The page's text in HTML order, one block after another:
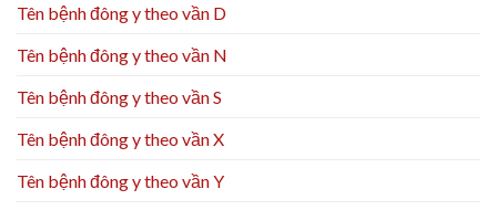
Tên bệnh đông y theo vần D
Tên bệnh đông y theo vần N
Tên bệnh đông y theo vần S
Tên bệnh đông y theo vần X
Tên bệnh đông y theo vần Y